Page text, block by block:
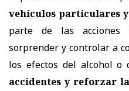
vehículos particulares
parte de las acciones
sorprender y controlar a
los efectos del alcohol o
accidentes y reforzar